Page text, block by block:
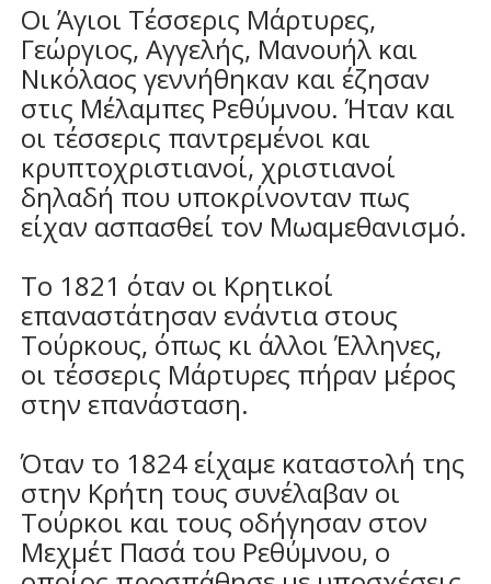
Οι Άγιοι Τέσσερις Μάρτυρες,
Γεώργιος, Αγγελής, Μανουήλ και
Νικόλαος γεννήθηκαν και έζησαν
στις Μέλαμπες Ρεθύμνου. Ήταν και
οι τέσσερις παντρεμένοι και
κρυπτοχριστιανοί, χριστιανοί
δηλαδή που υποκρίνονταν πως
είχαν ασπασθεί τον Μωαμεθανισμό.
Το 1821 όταν οι Κρητικοί
επαναστάτησαν ενάντια στους
Τούρκους, όπως κι άλλοι Έλληνες,
οι τέσσερις Μάρτυρες πήραν μέρος
στην επανάσταση.
Όταν το 1824 είχαμε καταστολή της
στην Κρήτη τους συνέλαβαν οι
Τούρκοι και τους οδήγησαν στον
Μεχμέτ Πασά του Ρεθύμνου, ο